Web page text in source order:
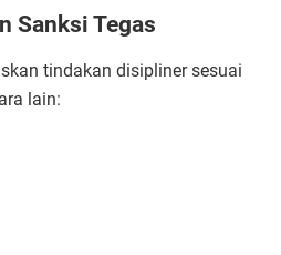
Sanksi Tegas
tindakan disipliner sesuai
lain: